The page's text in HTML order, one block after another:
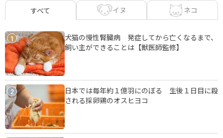
すべて イヌ ネコ
1
犬猫の慢性腎臓病 発症してから亡くなるまで、
飼い主ができることは【獣医師監修】
2
日本では毎年約１億羽にのぼる 生後１日目に殺
される採卵鶏のオスヒヨコ